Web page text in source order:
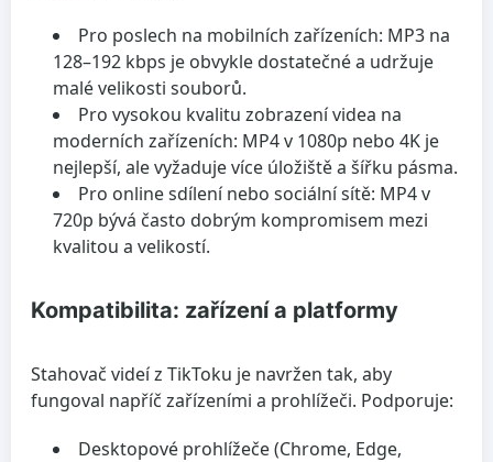
Pro poslech na mobilních zařízeních: MP3 na
128–192 kbps je obvykle dostatečné a udržuje
malé velikosti souborů.
Pro vysokou kvalitu zobrazení videa na
moderních zařízeních: MP4 v 1080p nebo 4K je
nejlepší, ale vyžaduje více úložiště a šířku pásma.
Pro online sdílení nebo sociální sítě: MP4 v
720p bývá často dobrým kompromisem mezi
kvalitou a velikostí.
Kompatibilita: zařízení a platformy
Stahovač videí z TikToku je navržen tak, aby
fungoval napříč zařízeními a prohlížeči. Podporuje:
Desktopové prohlížeče (Chrome, Edge,